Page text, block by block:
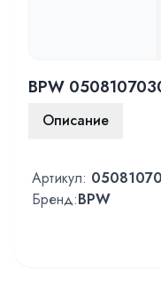
BPW
Описание
Артикул:
Бренд:BPW